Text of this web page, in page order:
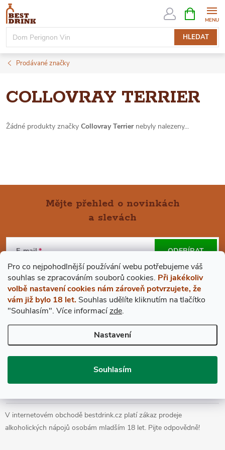
Pro co nejpohodlnější používání webu potřebujeme váš
souhlas se zpracováním souborů cookies. Při jakékoliv
volbě nastavení cookies nám zároveň potvrzujete, že
vám již bylo 18 let. Souhlas udělíte kliknutím na tlačítko
"Souhlasím". Více informacízde.
Nastavení
Souhlasím
Přejít
obsah
HLEDAT
NÁKUPNÍ
KOŠÍK
Prodávané značky
COLLOVRAY TERRIER
Žádné produkty značky Collovray Terriernebyly nalezeny...
Á
P
A
T
Mějte přehled o novinkách
a slevách
E-mail
Vložením e-mailu souhlasíte spodmínkami ochrany osobních údajů
ODEBÍRAT
VŠE O NÁKUPU